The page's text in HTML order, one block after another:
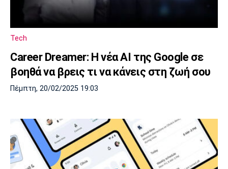
Tech
Career Dreamer: Η νέα AI της Google σε
βοηθά να βρεις τι να κάνεις στη ζωή σου
Πέμπτη, 20/02/2025 19:03